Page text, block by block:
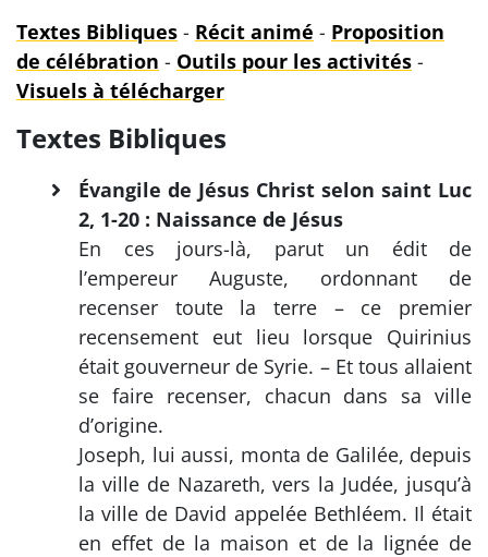
Textes Bibliques - Récit animé - Proposition
de célébration - Outils pour les activités -
Visuels à télécharger
Textes Bibliques
Évangile de Jésus Christ selon saint Luc
2, 1-20 : Naissance de Jésus
En ces jours-là, parut un édit de
l’empereur Auguste, ordonnant de
recenser toute la terre – ce premier
recensement eut lieu lorsque Quirinius
était gouverneur de Syrie. – Et tous allaient
se faire recenser, chacun dans sa ville
d’origine.
Joseph, lui aussi, monta de Galilée, depuis
la ville de Nazareth, vers la Judée, jusqu’à
la ville de David appelée Bethléem. Il était
en effet de la maison et de la lignée de